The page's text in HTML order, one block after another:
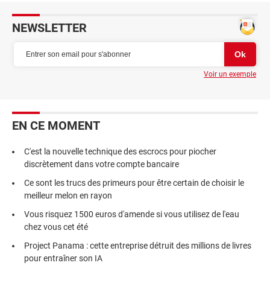
NEWSLETTER
Voir un exemple
EN CE MOMENT
C'est la nouvelle technique des escrocs pour piocher
discrètement dans votre compte bancaire
Ce sont les trucs des primeurs pour être certain de choisir le
meilleur melon en rayon
Vous risquez 1500 euros d'amende si vous utilisez de l'eau
chez vous cet été
Project Panama : cette entreprise détruit des millions de livres
pour entraîner son IA